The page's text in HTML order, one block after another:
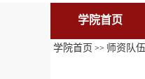
学院首页
学院首页 >> 师资队伍